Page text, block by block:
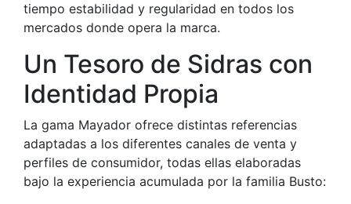
tiempo estabilidad y regularidad en todos los
mercados donde opera la marca.
Un Tesoro de Sidras con
Identidad Propia
La gama Mayador ofrece distintas referencias
adaptadas a los diferentes canales de venta y
perfiles de consumidor, todas ellas elaboradas
bajo la experiencia acumulada por la familia Busto: